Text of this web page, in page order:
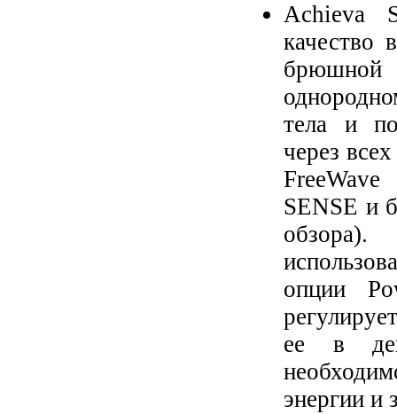
Achieva
качество
брюшной
тела и
через
FreeWave
SENSE и
опции
ее в
энергии и